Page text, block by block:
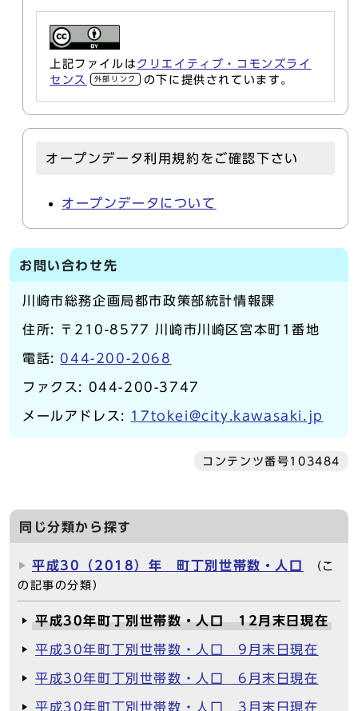
上記ファイルは クリエイティブ・コモンズライ
センス
外部リンク の下に提供されています。
オープンデータ利用規約をご確認下さい
オープンデータについて
お問い合わせ先
川崎市総務企画局都市政策部統計情報課
住所: 〒210-8577 川崎市川崎区宮本町1番地
電話: 044-200-2068
ファクス: 044-200-3747
メールアドレス: 17tokei@city.kawasaki.jp
コンテンツ番号103484
同じ分類から探す
平成30（2018）年 町丁別世帯数・人口
（こ
の記事の分類）
平成30年町丁別世帯数・人口 12月末日現在
平成30年町丁別世帯数・人口 9月末日現在
平成30年町丁別世帯数・人口 6月末日現在
平成30年町丁別世帯数・人口 3月末日現在